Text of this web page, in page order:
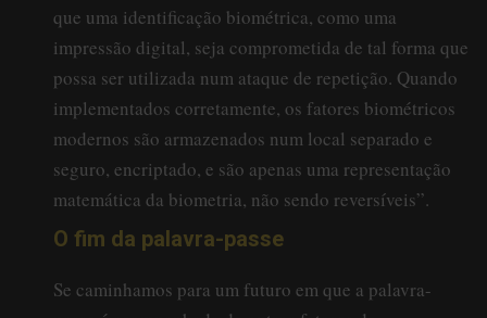
que uma identificação biométrica, como uma
impressão digital, seja comprometida de tal forma que
possa ser utilizada num ataque de repetição. Quando
implementados corretamente, os fatores biométricos
modernos são armazenados num local separado e
seguro, encriptado, e são apenas uma representação
matemática da biometria, não sendo reversíveis”.
O fim da palavra-passe
Se caminhamos para um futuro em que a palavra-